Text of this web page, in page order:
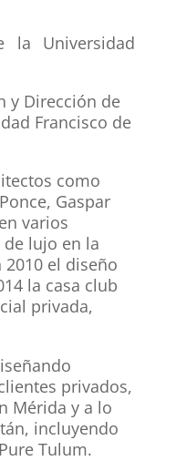
la Universidad
y Dirección de
Francisco de
como
Gaspar
varios
lujo en la
el diseño
la casa club
privada,
privados,
Mérida y a lo
incluyendo
Tulum.